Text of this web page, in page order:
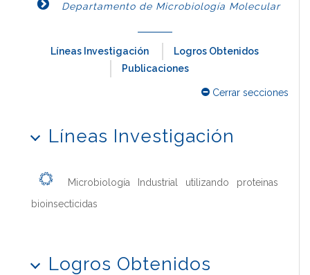
Departamento de Microbiología Molecular
Líneas Investigación
Logros Obtenidos
Publicaciones
Cerrar secciones
Líneas Investigación
Microbiología Industrial utilizando proteinas
bioinsecticidas
Logros Obtenidos